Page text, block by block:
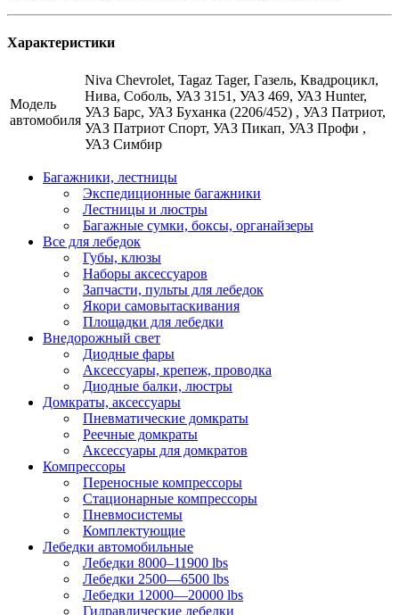
Характеристики
Модель
автомобиля
Niva Chevrolet, Tagaz Tager, Газель, Квадроцикл,
Нива, Соболь, УАЗ 3151, УАЗ 469, УАЗ Hunter,
УАЗ Барс, УАЗ Буханка (2206/452) , УАЗ Патриот,
УАЗ Патриот Спорт, УАЗ Пикап, УАЗ Профи ,
УАЗ Симбир
Багажники, лестницы
Экспедиционные багажники
Лестницы и люстры
Багажные сумки, боксы, органайзеры
Все для лебедок
Губы, клюзы
Наборы аксессуаров
Запчасти, пульты для лебедок
Якори самовытаскивания
Площадки для лебедки
Внедорожный свет
Диодные фары
Аксессуары, крепеж, проводка
Диодные балки, люстры
Домкраты, аксессуары
Пневматические домкраты
Реечные домкраты
Аксессуары для домкратов
Компрессоры
Переносные компрессоры
Стационарные компрессоры
Пневмосистемы
Комплектующие
Лебедки автомобильные
Лебедки 8000–11900 lbs
Лебедки 2500—6500 lbs
Лебедки 12000—20000 lbs
Гидравлические лебедки